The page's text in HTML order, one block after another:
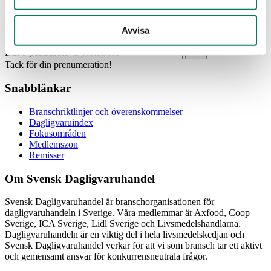
Avvisa
Din e-postadress
Tack för din prenumeration!
Snabblänkar
Branschriktlinjer och överenskommelser
Dagligvaruindex
Fokusområden
Medlemszon
Remisser
Om Svensk Dagligvaruhandel
Svensk Dagligvaruhandel är branschorganisationen för
dagligvaruhandeln i Sverige. Våra medlemmar är Axfood, Coop
Sverige, ICA Sverige, Lidl Sverige och Livsmedelshandlarna.
Dagligvaruhandeln är en viktig del i hela livsmedelskedjan och
Svensk Dagligvaruhandel verkar för att vi som bransch tar ett aktivt
och gemensamt ansvar för konkurrensneutrala frågor.